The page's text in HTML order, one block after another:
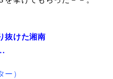
抜けた湘南
）